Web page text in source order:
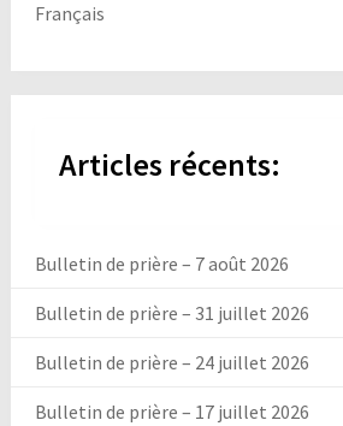
Français
Articles récents:
Bulletin de prière – 7 août 2026
Bulletin de prière – 31 juillet 2026
Bulletin de prière – 24 juillet 2026
Bulletin de prière – 17 juillet 2026